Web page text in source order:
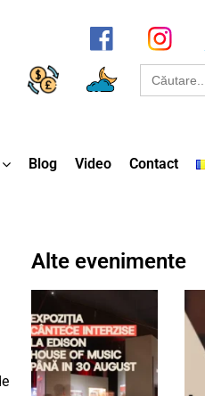
Search
for:
Blog Video Contact
Alte evenimente